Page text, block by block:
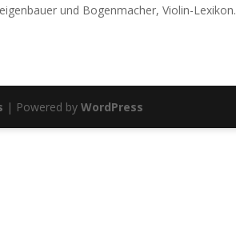
und Bogenmacher, Violin-Lexikon.
| Powered by WordPress